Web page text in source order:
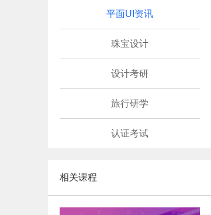
平面UI资讯
珠宝设计
设计考研
旅行研学
认证考试
相关课程